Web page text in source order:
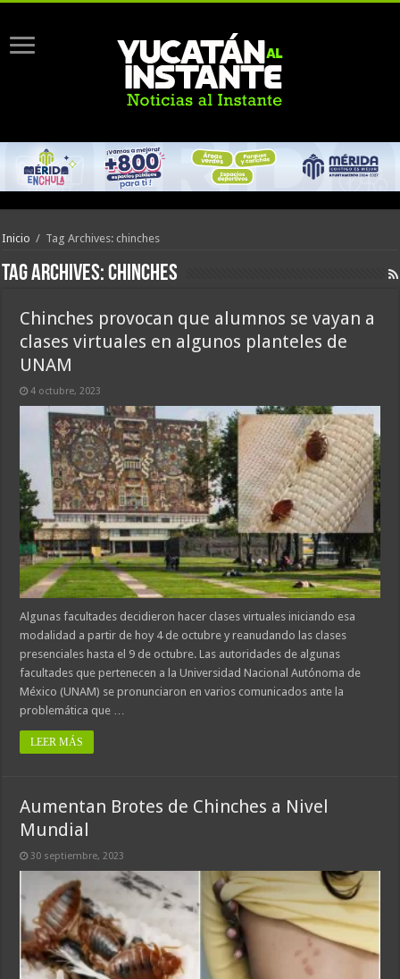
Inicio / Tag Archives: chinches
Tag Archives:chinches
Chinches provocan que alumnos se vayan a
clases virtuales en algunos planteles de
UNAM
4 octubre, 2023
Algunas facultades decidieron hacer clases virtuales iniciando esa
modalidad a partir de hoy 4 de octubre y reanudando las clases
presenciales hasta el 9 de octubre. Las autoridades de algunas
facultades que pertenecen a la Universidad Nacional Autónoma de
México (UNAM) se pronunciaron en varios comunicados ante la
problemática que …
LEER MÁS
Aumentan Brotes de Chinches a Nivel
Mundial
30 septiembre, 2023